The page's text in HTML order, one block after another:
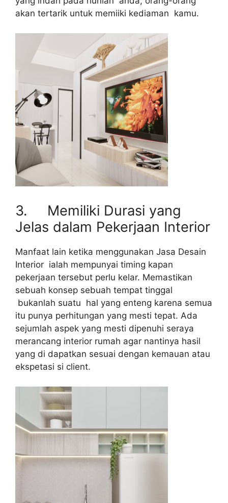
akan tertarik untuk memiiki kediaman kamu.
3. Memiliki Durasi yang
Jelas dalam Pekerjaan Interior
Manfaat lain ketika menggunakan Jasa Desain
Interior ialah mempunyai timing kapan
pekerjaan tersebut perlu kelar. Memastikan
sebuah konsep sebuah tempat tinggal
bukanlah suatu hal yang enteng karena semua
itu punya perhitungan yang mesti tepat. Ada
sejumlah aspek yang mesti dipenuhi seraya
merancang interior rumah agar nantinya hasil
yang di dapatkan sesuai dengan kemauan atau
ekspetasi si client.